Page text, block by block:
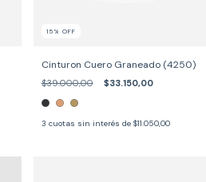
15 % OFF
Cinturon Cuero Graneado (4250)
$39.000,00 $33.150,00
3 cuotas sin interés de $11.050,00